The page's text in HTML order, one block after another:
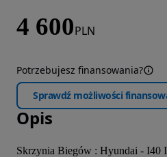
4 600PLN
Potrzebujesz finansowania?
Sprawdź możliwości
Opis
Skrzynia Biegów : Hyundai - I40